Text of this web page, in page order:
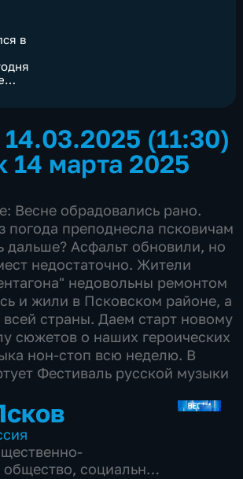
в
(11:30)
14 марта 2025
Весне обрадовались рано.
погода преподнесла псковичам
дальше? Асфальт обновили, но
недостаточно. Жители
недовольны ремонтом
и жили в Псковском районе, а
всей страны. Даем старт новому
сюжетов о наших героических
нон-стоп всю неделю. В
Фестиваль русской музыки
общество, социально-